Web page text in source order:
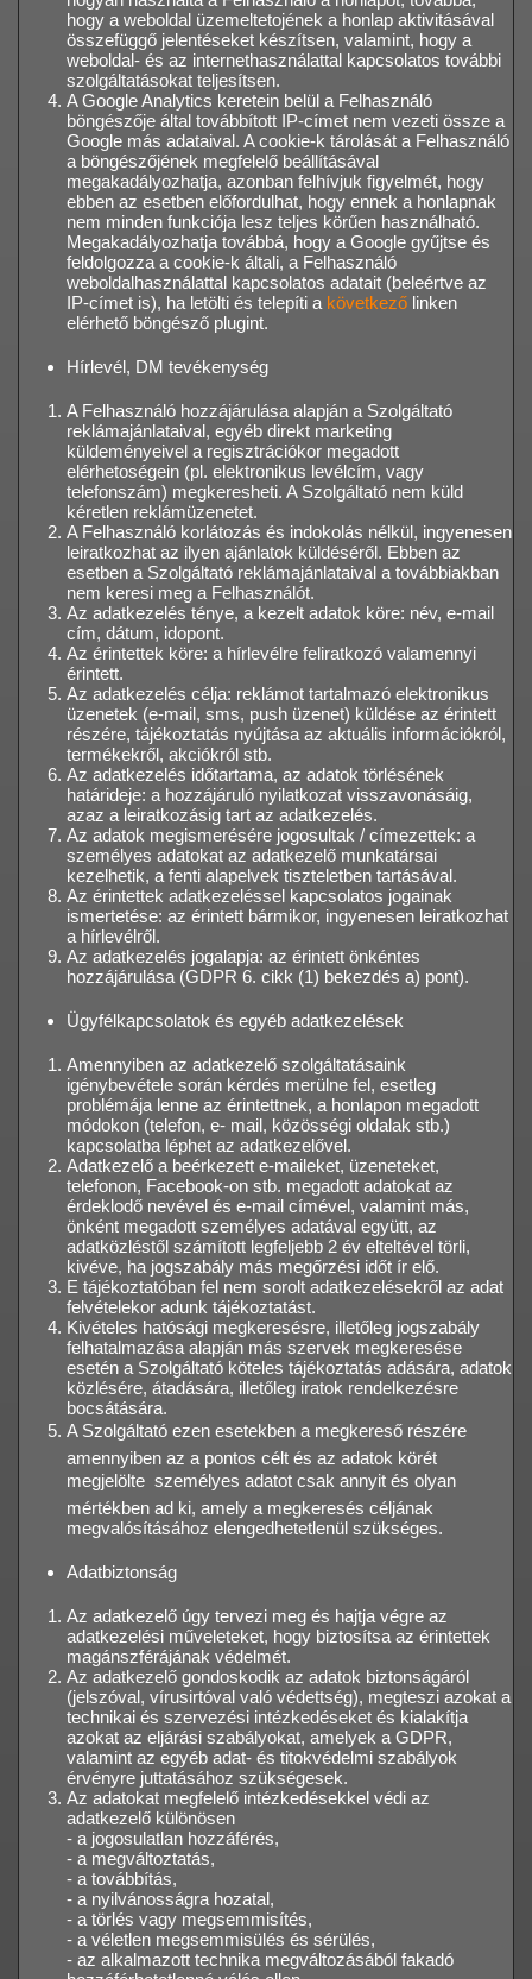
hogy a weboldal üzemeltetojének a honlap aktivitásával
összefüggő jelentéseket készítsen, valamint, hogy a
weboldal- és az internethasználattal kapcsolatos további
szolgáltatásokat teljesítsen.
A Google Analytics keretein belül a Felhasználó
böngészője által továbbított IP-címet nem vezeti össze a
Google más adataival. A cookie-k tárolását a Felhasználó
a böngészőjének megfelelő beállításával
megakadályozhatja, azonban felhívjuk figyelmét, hogy
ebben az esetben előfordulhat, hogy ennek a honlapnak
nem minden funkciója lesz teljes körűen használható.
Megakadályozhatja továbbá, hogy a Google gyűjtse és
feldolgozza a cookie-k általi, a Felhasználó
weboldalhasználattal kapcsolatos adatait (beleértve az
IP-címet is), ha letölti és telepíti a következő linken
elérhető böngésző plugint.
Hírlevél, DM tevékenység
A Felhasználó hozzájárulása alapján a Szolgáltató
reklámajánlataival, egyéb direkt marketing
küldeményeivel a regisztrációkor megadott
elérhetoségein (pl. elektronikus levélcím, vagy
telefonszám) megkeresheti. A Szolgáltató nem küld
kéretlen reklámüzenetet.
A Felhasználó korlátozás és indokolás nélkül, ingyenesen
leiratkozhat az ilyen ajánlatok küldéséről. Ebben az
esetben a Szolgáltató reklámajánlataival a továbbiakban
nem keresi meg a Felhasználót.
Az adatkezelés ténye, a kezelt adatok köre: név, e-mail
cím, dátum, idopont.
Az érintettek köre: a hírlevélre feliratkozó valamennyi
érintett.
Az adatkezelés célja: reklámot tartalmazó elektronikus
üzenetek (e-mail, sms, push üzenet) küldése az érintett
részére, tájékoztatás nyújtása az aktuális információkról,
termékekről, akciókról stb.
Az adatkezelés időtartama, az adatok törlésének
határideje: a hozzájáruló nyilatkozat visszavonásáig,
azaz a leiratkozásig tart az adatkezelés.
Az adatok megismerésére jogosultak / címezettek: a
személyes adatokat az adatkezelő munkatársai
kezelhetik, a fenti alapelvek tiszteletben tartásával.
Az érintettek adatkezeléssel kapcsolatos jogainak
ismertetése: az érintett bármikor, ingyenesen leiratkozhat
a hírlevélről.
Az adatkezelés jogalapja: az érintett önkéntes
hozzájárulása (GDPR 6. cikk (1) bekezdés a) pont).
Ügyfélkapcsolatok és egyéb adatkezelések
Amennyiben az adatkezelő szolgáltatásaink
igénybevétele során kérdés merülne fel, esetleg
problémája lenne az érintettnek, a honlapon megadott
módokon (telefon, e- mail, közösségi oldalak stb.)
kapcsolatba léphet az adatkezelővel.
Adatkezelő a beérkezett e-maileket, üzeneteket,
telefonon, Facebook-on stb. megadott adatokat az
érdeklodő nevével és e-mail címével, valamint más,
önként megadott személyes adatával együtt, az
adatközléstől számított legfeljebb 2 év elteltével törli,
kivéve, ha jogszabály más megőrzési időt ír elő.
E tájékoztatóban fel nem sorolt adatkezelésekről az adat
felvételekor adunk tájékoztatást.
Kivételes hatósági megkeresésre, illetőleg jogszabály
felhatalmazása alapján más szervek megkeresése
esetén a Szolgáltató köteles tájékoztatás adására, adatok
közlésére, átadására, illetőleg iratok rendelkezésre
bocsátására.
A Szolgáltató ezen esetekben a megkereső részére 
amennyiben az a pontos célt és az adatok körét
megjelölte  személyes adatot csak annyit és olyan
mértékben ad ki, amely a megkeresés céljának
megvalósításához elengedhetetlenül szükséges.
Adatbiztonság
Az adatkezelő úgy tervezi meg és hajtja végre az
adatkezelési műveleteket, hogy biztosítsa az érintettek
magánszférájának védelmét.
Az adatkezelő gondoskodik az adatok biztonságáról
(jelszóval, vírusirtóval való védettség), megteszi azokat a
technikai és szervezési intézkedéseket és kialakítja
azokat az eljárási szabályokat, amelyek a GDPR,
valamint az egyéb adat- és titokvédelmi szabályok
érvényre juttatásához szükségesek.
Az adatokat megfelelő intézkedésekkel védi az
adatkezelő különösen
- a jogosulatlan hozzáférés,
- a megváltoztatás,
- a továbbítás,
- a nyilvánosságra hozatal,
- a törlés vagy megsemmisítés,
- a véletlen megsemmisülés és sérülés,
- az alkalmazott technika megváltozásából fakadó